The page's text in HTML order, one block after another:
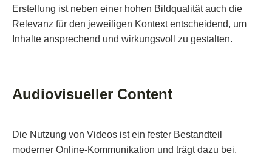
Erstellung ist neben einer hohen Bildqualität auch die
Relevanz für den jeweiligen Kontext entscheidend, um
Inhalte ansprechend und wirkungsvoll zu gestalten.
Audiovisueller Content
Die Nutzung von Videos ist ein fester Bestandteil
moderner Online-Kommunikation und trägt dazu bei,